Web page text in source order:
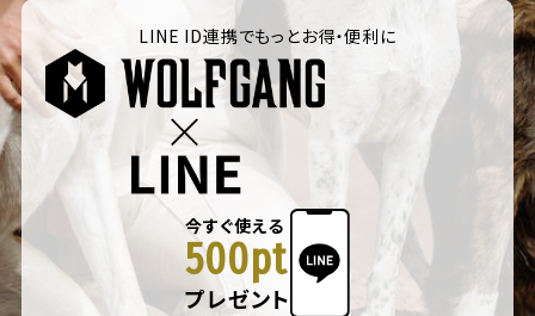
LINE ID連携でもっとお得・便利に
今すぐ使える
500pt
プレゼント